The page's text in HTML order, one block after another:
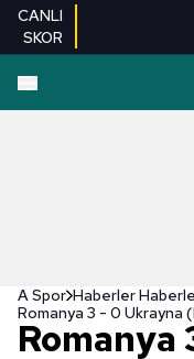
CANLI
SKOR
A Spor Haberler
Romanya 3 - 0 Ukrayna
Romanya